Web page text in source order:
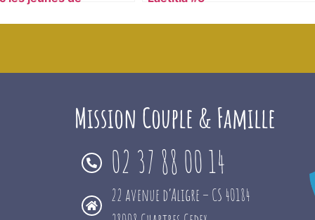
Mission Couple & Famille
02 37 88 00 14
22 avenue d’Aligre – CS 40184